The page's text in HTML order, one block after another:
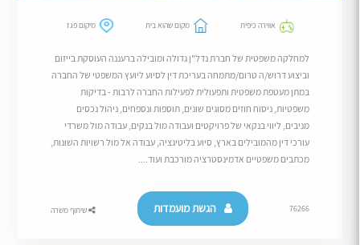
אווירה כיפית מקום שהוא בית מיקום פגז
למחלקה משפטית של חברת נדל"ן גדולה ומובילה ברעננה העוסקת בייזום
וביצוע דרוש/ה טרום/מתמחה בעריכת דין לסיוע ליועץ המשפטי של החברה
במתן מעטפת משפטית ותפעולית לפעילות החברה לרבות - בדיקות
משפטיות, ניסוח חוזים מסוגים שונים, תוספות ונספחים, ניהול נכסים
מניבים, ליווי בנקאי של פרויקטים ועבודה מול בנקים, עבודה מול משרדי
עורכי דין מהמובילים בארץ, סיוע בליטיגציה, עבודה אל מול רשויות השונות,
מכתבים משפטיים אדמינסטרציה מורכבת ועוד....
76266 הגשת מועמדות שיתוף משרה